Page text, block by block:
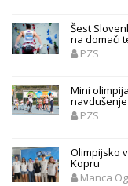
Šest
na domači
PZS
Mini
PZS
Olimpijsko
Kopru
Manca